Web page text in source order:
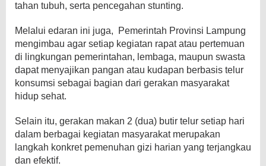
tahan tubuh, serta pencegahan stunting.
Melalui edaran ini juga, Pemerintah Provinsi Lampung
mengimbau agar setiap kegiatan rapat atau pertemuan
di lingkungan pemerintahan, lembaga, maupun swasta
dapat menyajikan pangan atau kudapan berbasis telur
konsumsi sebagai bagian dari gerakan masyarakat
hidup sehat.
Selain itu, gerakan makan 2 (dua) butir telur setiap hari
dalam berbagai kegiatan masyarakat merupakan
langkah konkret pemenuhan gizi harian yang terjangkau
dan efektif.